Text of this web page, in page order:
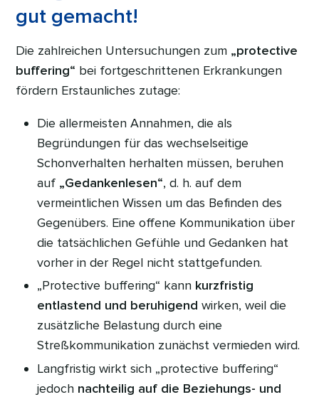
gut gemacht!
Die zahlreichen Untersuchungen zum „protective
buffering“ bei fortgeschrittenen Erkrankungen
fördern Erstaunliches zutage:
Die allermeisten Annahmen, die als
Begründungen für das wechselseitige
Schonverhalten herhalten müssen, beruhen
auf „Gedankenlesen“, d. h. auf dem
vermeintlichen Wissen um das Befinden des
Gegenübers. Eine offene Kommunikation über
die tatsächlichen Gefühle und Gedanken hat
vorher in der Regel nicht stattgefunden.
„Protective buffering“ kann kurzfristig
entlastend und beruhigend wirken, weil die
zusätzliche Belastung durch eine
Streßkommunikation zunächst vermieden wird.
Langfristig wirkt sich „protective buffering“
jedoch nachteilig auf die Beziehungs- und